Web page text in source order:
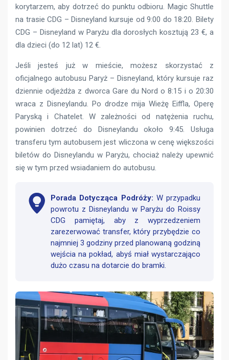
korytarzem, aby dotrzeć do punktu odbioru. Magic Shuttle
na trasie CDG – Disneyland kursuje od 9:00 do 18:20. Bilety
CDG – Disneyland w Paryżu dla dorosłych kosztują 23 €, a
dla dzieci (do 12 lat) 12 €.
Jeśli jesteś już w mieście, możesz skorzystać z
oficjalnego autobusu Paryż – Disneyland, który kursuje raz
dziennie odjeżdża z dworca Gare du Nord o 8:15 i o 20:30
wraca z Disneylandu. Po drodze mija Wieżę Eiffla, Operę
Paryską i Chatelet. W zależności od natężenia ruchu,
powinien dotrzeć do Disneylandu około 9:45. Usługa
transferu tym autobusem jest wliczona w cenę większości
biletów do Disneylandu w Paryżu, chociaż należy upewnić
się w tym przed wsiadaniem do autobusu.
Porada Dotycząca Podróży: W przypadku
powrotu z Disneylandu w Paryżu do Roissy
CDG pamiętaj, aby z wyprzedzeniem
zarezerwować transfer, który przybędzie co
najmniej 3 godziny przed planowaną godziną
wejścia na pokład, abyś miał wystarczająco
dużo czasu na dotarcie do bramki.